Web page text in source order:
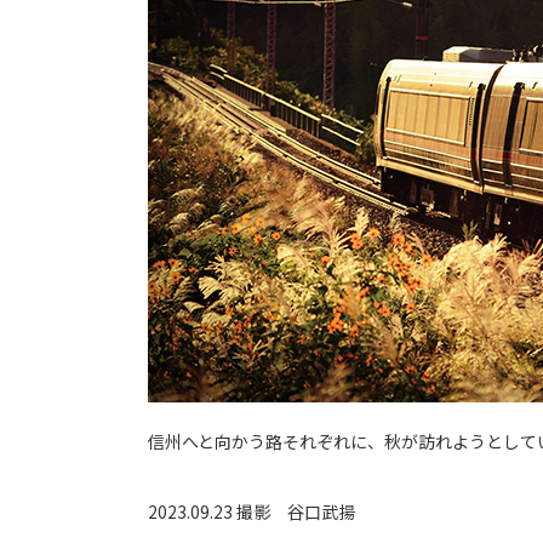
信州へと向かう路それぞれに、秋が訪れようとして
2023.09.23 撮影 谷口武揚